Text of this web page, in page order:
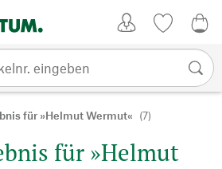
für »Helmut Wermut« (7)
für »Helmut